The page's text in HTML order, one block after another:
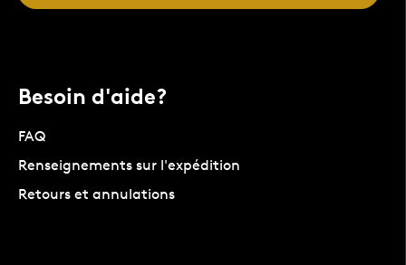
Besoin d'aide?
FAQ
Renseignements sur l'expédition
Retours et annulations